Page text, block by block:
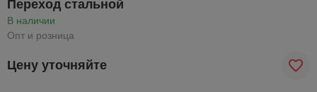
Переход стальной
В наличии
Опт и розница
Цену уточняйте